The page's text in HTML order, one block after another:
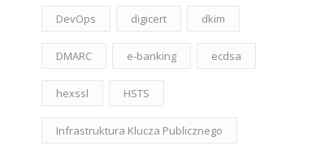
DevOps digicert dkim
DMARC e-banking ecdsa
hexssl HSTS
Infrastruktura Klucza Publicznego